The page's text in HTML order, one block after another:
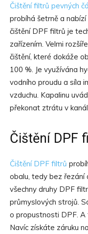
Čištění filtrů pevných
probíhá šetrně a
čištění DPF filtrů je
zařízením. Velmi
čištění, které dokáže
100 %. Je využívána
vodního proudu a síla
vzduchu. Kapalinu
překonat ztrátu v
Čištění DPF
Čištění DPF filtrů
obalu, tedy bez
všechny druhy DPF
průmyslových strojů.
o propustnosti DPF. A
Navíc získáte záruku